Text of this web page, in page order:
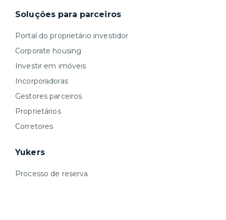
Soluções para parceiros
Portal do proprietário investidor
Corporate housing
Investir em imóveis
Incorporadoras
Gestores parceiros
Proprietários
Corretores
Yukers
Processo de reserva